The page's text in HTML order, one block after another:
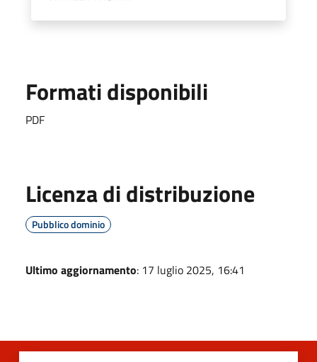
Formati disponibili
PDF
Licenza di distribuzione
Pubblico dominio
Ultimo aggiornamento: 17 luglio 2025, 16:41